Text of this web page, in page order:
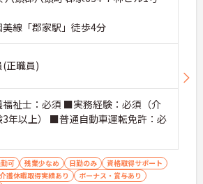
美線「郡家駅」徒歩4分
(正職員)
祉士：必須 ■実務経験：必須（介
3年以上） ■普通自動車運転免許：必
可 残業少なめ 日勤のみ
資格取得サポート
護休暇取得実績あり
ボーナス・賞与あり